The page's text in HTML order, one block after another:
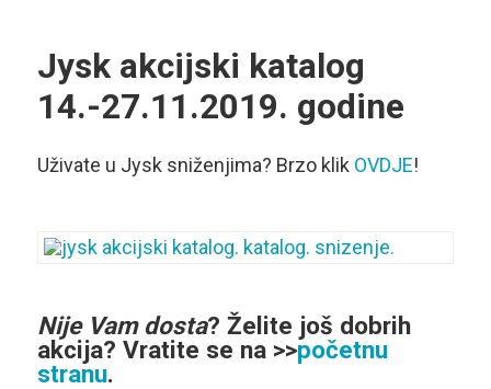
Jyskakcijski katalog
14.-27.11.2019. godine
Uživate u Jysk sniženjima? Brzo klik OVDJE!
Nije Vam dosta? Želite još dobrih
akcija? Vratite se na >>početnu
stranu.